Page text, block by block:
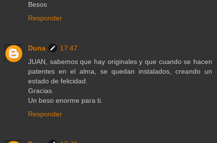
Besos
Responder
Duna
17:47
JUAN, sabemos que hay originales y que cuando se hacen
patentes en el alma, se quedan instalados, creando un
estado de felicidad.
Gracias.
Un beso enorme para ti.
Responder